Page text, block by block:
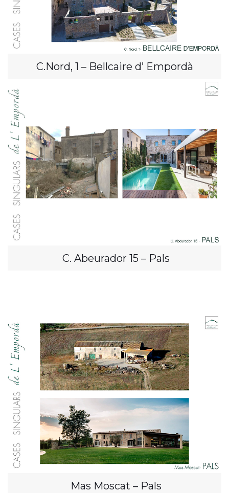
C.Nord, 1 – Bellcaire d’ Empordà
C. Abeurador 15 – Pals
Mas Moscat – Pals